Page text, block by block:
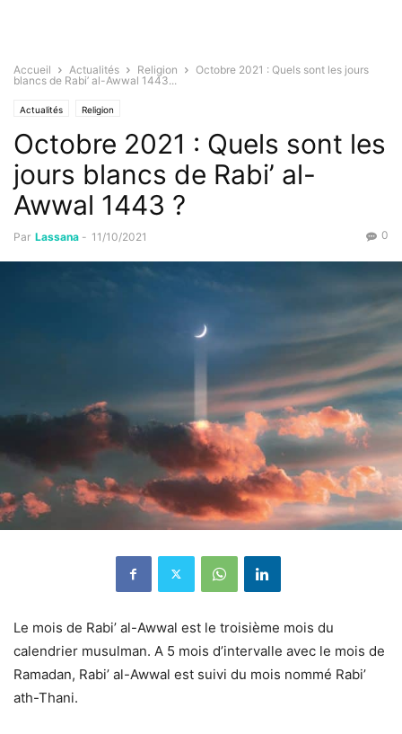
Accueil Actualités Religion
Octobre 2021 : Quels sont les jours
blancs de Rabi’ al-Awwal 1443...
Actualités Religion
Octobre 2021 : Quels sont les
jours blancs de Rabi’ al-
Awwal 1443 ?
Par Lassana - 11/10/2021 0
Le mois de Rabi’ al-Awwal est le troisième mois du
calendrier musulman. A 5 mois d’intervalle avec le mois de
Ramadan, Rabi’ al-Awwal est suivi du mois nommé Rabi’
ath-Thani.